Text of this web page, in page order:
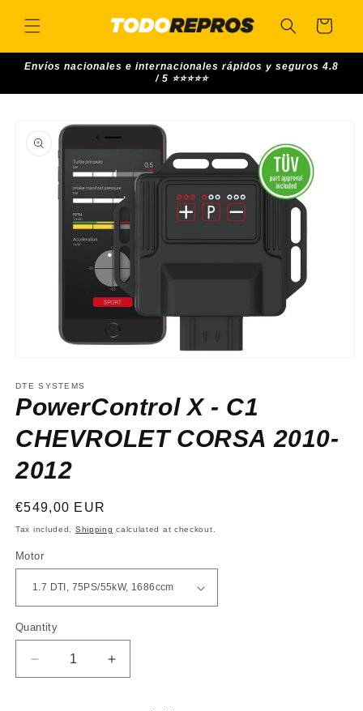
content
Cart
Envíos nacionales e internacionales rápidos y seguros 4.8
/ 5 ⭐⭐⭐⭐⭐
product
information
1
in
modal
DTE SYSTEMS
PowerControl X - C1
CHEVROLET CORSA 2010-
2012
Regular
price
€549,00 EUR
Tax included. Shipping calculated at checkout.
Motor
Quantity
Decrease
quantity
Increase
quantity